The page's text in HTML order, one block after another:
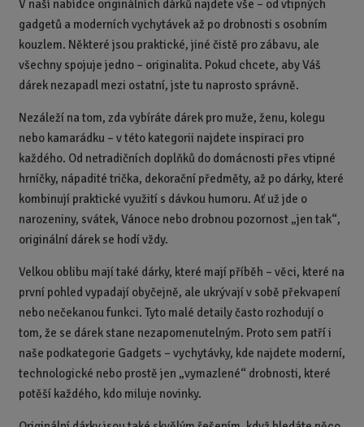
V naší nabídce originálních dárků najdete vše – od vtipných
gadgetů a moderních vychytávek až po drobnosti s osobním
kouzlem. Některé jsou praktické, jiné čistě pro zábavu, ale
všechny spojuje jedno – originalita. Pokud chcete, aby Váš
dárek nezapadl mezi ostatní, jste tu naprosto správně.
Nezáleží na tom, zda vybíráte dárek pro muže, ženu, kolegu
nebo kamarádku – v této kategorii najdete inspiraci pro
každého. Od netradičních doplňků do domácnosti přes vtipné
hrníčky, nápadité trička, dekorační předměty, až po dárky, které
kombinují praktické využití s dávkou humoru. Ať už jde o
narozeniny, svátek, Vánoce nebo drobnou pozornost „jen tak“,
originální dárek se hodí vždy.
Velkou oblibu mají také dárky, které mají příběh – věci, které na
první pohled vypadají obyčejně, ale ukrývají v sobě překvapení
nebo nečekanou funkci. Tyto malé detaily často rozhodují o
tom, že se dárek stane nezapomenutelným. Proto sem patří i
naše podkategorie Gadgets – vychytávky, kde najdete moderní,
technologické nebo prostě jen „vymazlené“ drobnosti, které
potěší každého, kdo miluje novinky.